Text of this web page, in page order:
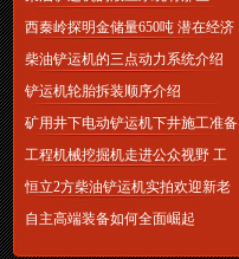
西秦岭探明金储量650吨 潜在经济
柴油铲运机的三点动力系统介绍
铲运机轮胎拆装顺序介绍
矿用井下电动铲运机下井施工准备
工程机械挖掘机走进公众视野 工
恒立2方柴油铲运机实拍欢迎新老
自主高端装备如何全面崛起